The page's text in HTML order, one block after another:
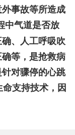
事故等所造成
中气道是否放
、人工呼吸吹
等，是抢救病
对骤停的心跳
支持技术，因